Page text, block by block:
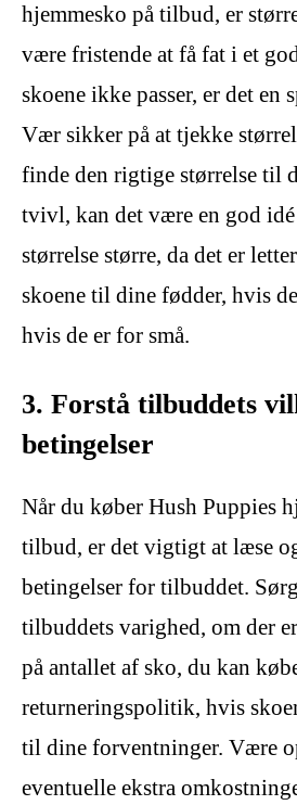
hjemmesko på tilbud, er
være fristende at få fat i et
skoene ikke passer, er det en
Vær sikker på at tjekke
finde den rigtige størrelse til
tvivl, kan det være en god
størrelse større, da det er
skoene til dine fødder, hvis
hvis de er for små.
3. Forstå tilbuddets
betingelser
Når du køber Hush Puppies
tilbud, er det vigtigt at læse
betingelser for tilbuddet.
tilbuddets varighed, om der
på antallet af sko, du kan
returneringspolitik, hvis
til dine forventninger. Være
eventuelle ekstra